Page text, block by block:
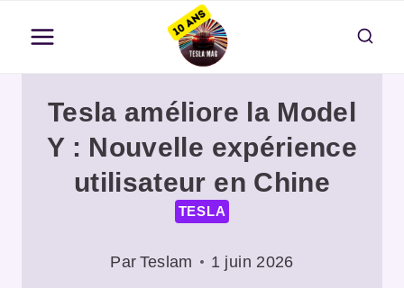
contenu
Tesla améliore la Model
Y : Nouvelle expérience
utilisateur en Chine
TESLA
Par Teslam 1 juin 2026